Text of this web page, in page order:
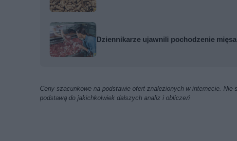
Dziennikarze ujawnili pochodzenie
Ceny szacunkowe na podstawie ofert znalezionych w internecie.
podstawą do jakichkolwiek dalszych analiz i obliczeń